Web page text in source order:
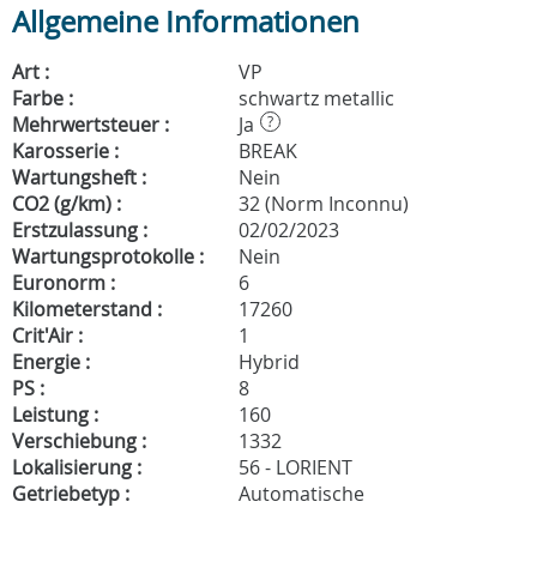
Allgemeine Informationen
Art :
VP
Farbe :
schwartz metallic
Mehrwertsteuer :
Ja ?
Karosserie :
BREAK
Wartungsheft :
Nein
CO2 (g/km) :
32 (Norm Inconnu)
Erstzulassung :
02/02/2023
Wartungsprotokolle :
Nein
Euronorm :
6
Kilometerstand :
17260
Crit'Air :
1
Energie :
Hybrid
PS :
8
Leistung :
160
Verschiebung :
1332
Lokalisierung :
56 - LORIENT
Getriebetyp :
Automatische